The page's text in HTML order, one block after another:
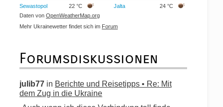
Sewastopol 22 °C Jalta
24 °C
Daten von OpenWeatherMap.org
Mehr Ukrainewetter findet sich im Forum
Forumsdiskussionen
julib77 in Berichte und Reisetipps • Re: Mit
dem Zug in die Ukraine